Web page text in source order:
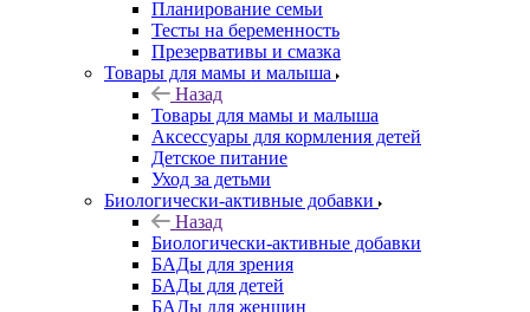
Планирование семьи
Тесты на беременность
Презервативы и смазка
Товары для мамы и малыша
Назад
Товары для мамы и малыша
Аксессуары для кормления детей
Детское питание
Уход за детьми
Биологически-активные добавки
Назад
Биологически-активные добавки
БАДы для зрения
БАДы для детей
БАДы для женщин